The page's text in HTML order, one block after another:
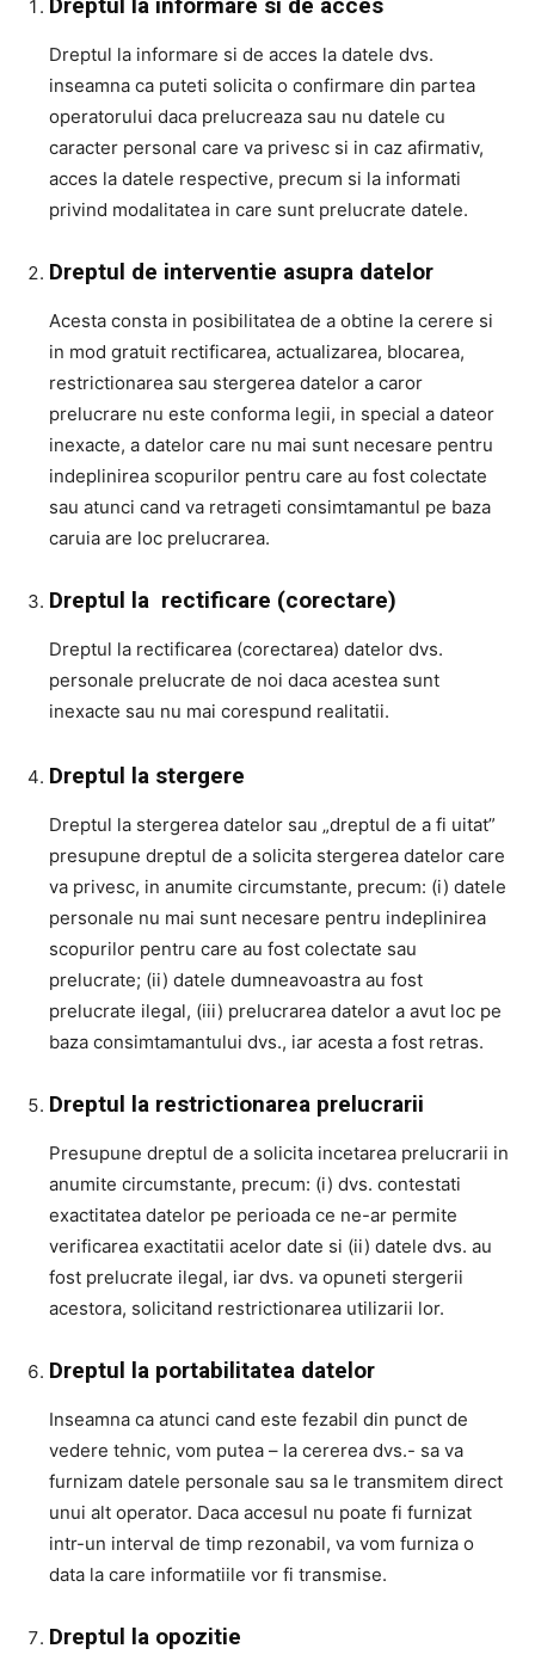
Dreptul la informare si de acces la datele dvs.
inseamna ca puteti solicita o confirmare din partea
operatorului daca prelucreaza sau nu datele cu
caracter personal care va privesc si in caz afirmativ,
acces la datele respective, precum si la informati
privind modalitatea in care sunt prelucrate datele.
Dreptul de interventie asupra datelor
Acesta consta in posibilitatea de a obtine la cerere si
in mod gratuit rectificarea, actualizarea, blocarea,
restrictionarea sau stergerea datelor a caror
prelucrare nu este conforma legii, in special a dateor
inexacte, a datelor care nu mai sunt necesare pentru
indeplinirea scopurilor pentru care au fost colectate
sau atunci cand va retrageti consimtamantul pe baza
caruia are loc prelucrarea.
Dreptul la rectificare (corectare)
Dreptul la rectificarea (corectarea) datelor dvs.
personale prelucrate de noi daca acestea sunt
inexacte sau nu mai corespund realitatii.
Dreptul la stergere
Dreptul la stergerea datelor sau „dreptul de a fi uitat”
presupune dreptul de a solicita stergerea datelor care
va privesc, in anumite circumstante, precum: (i) datele
personale nu mai sunt necesare pentru indeplinirea
scopurilor pentru care au fost colectate sau
prelucrate; (ii) datele dumneavoastra au fost
prelucrate ilegal, (iii) prelucrarea datelor a avut loc pe
baza consimtamantului dvs., iar acesta a fost retras.
Dreptul la restrictionarea prelucrarii
Presupune dreptul de a solicita incetarea prelucrarii in
anumite circumstante, precum: (i) dvs. contestati
exactitatea datelor pe perioada ce ne-ar permite
verificarea exactitatii acelor date si (ii) datele dvs. au
fost prelucrate ilegal, iar dvs. va opuneti stergerii
acestora, solicitand restrictionarea utilizarii lor.
Dreptul la portabilitatea datelor
Inseamna ca atunci cand este fezabil din punct de
vedere tehnic, vom putea – la cererea dvs.- sa va
furnizam datele personale sau sa le transmitem direct
unui alt operator. Daca accesul nu poate fi furnizat
intr-un interval de timp rezonabil, va vom furniza o
data la care informatiile vor fi transmise.
Dreptul la opozitie